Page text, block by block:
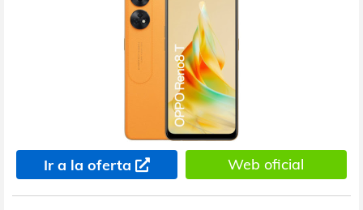
Ir a la oferta Web oficial